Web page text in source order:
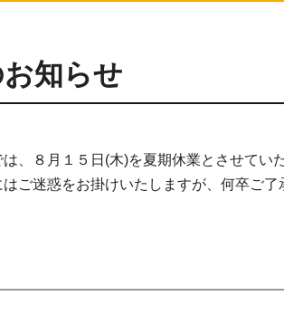
知らせ
、８月１５日(木)を夏期休業とさせてい
ご迷惑をお掛けいたしますが、何卒ご